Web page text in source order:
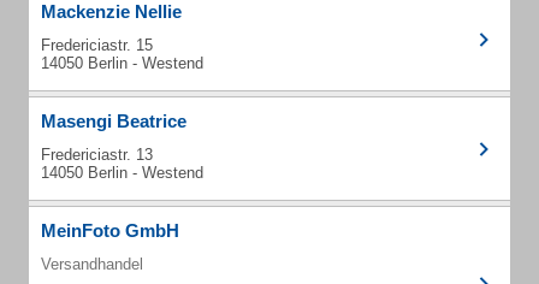
Mackenzie Nellie
Fredericiastr. 15
14050 Berlin - Westend
Masengi Beatrice
Fredericiastr. 13
14050 Berlin - Westend
MeinFoto GmbH
Versandhandel